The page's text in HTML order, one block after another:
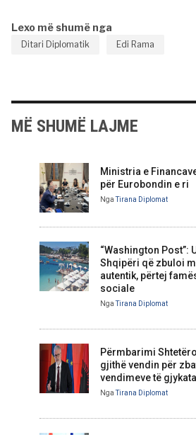
Lexo më shumë nga
Ditari Diplomatik Edi Rama
MË SHUMË LAJME
Ministria e
për Eurobondin e ri
NgaTirana Diplomat
“Washington Post”:
Shqipëri që zbuloi
autentik, përtej
sociale
NgaTirana Diplomat
Përmbarimi
gjithë vendin për
vendimeve të
NgaTirana Diplomat